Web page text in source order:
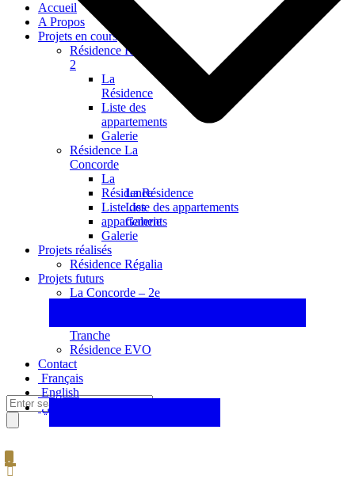
La Résidence
Liste des appartements
Galerie
Accueil
A Propos
Projets en cours
Résidence Régalia
2
La
Résidence
Liste des
appartements
Galerie
Résidence La
Concorde
La
Résidence
Liste des
appartements
Galerie
Projets réalisés
Résidence Régalia
Projets futurs
La Concorde – 2e
Tranche
Résidence EVO
Contact
Français
English
عربي